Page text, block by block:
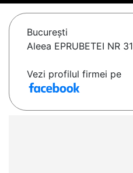
Bucureşti
Aleea EPRUBETEI NR 31
Vezi profilul firmei pe